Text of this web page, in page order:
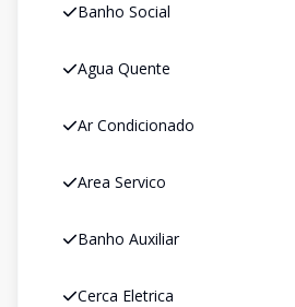
Banho Social
Agua Quente
Ar Condicionado
Area Servico
Banho Auxiliar
Cerca Eletrica